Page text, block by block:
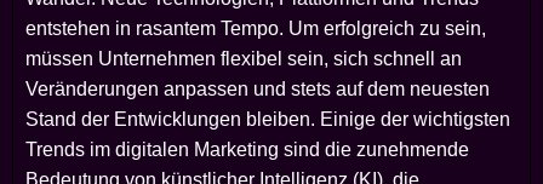
entstehen in rasantem Tempo. Um erfolgreich zu sein,
müssen Unternehmen flexibel sein, sich schnell an
Veränderungen anpassen und stets auf dem neuesten
Stand der Entwicklungen bleiben. Einige der wichtigsten
Trends im digitalen Marketing sind die zunehmende
Bedeutung von künstlicher Intelligenz (KI), die